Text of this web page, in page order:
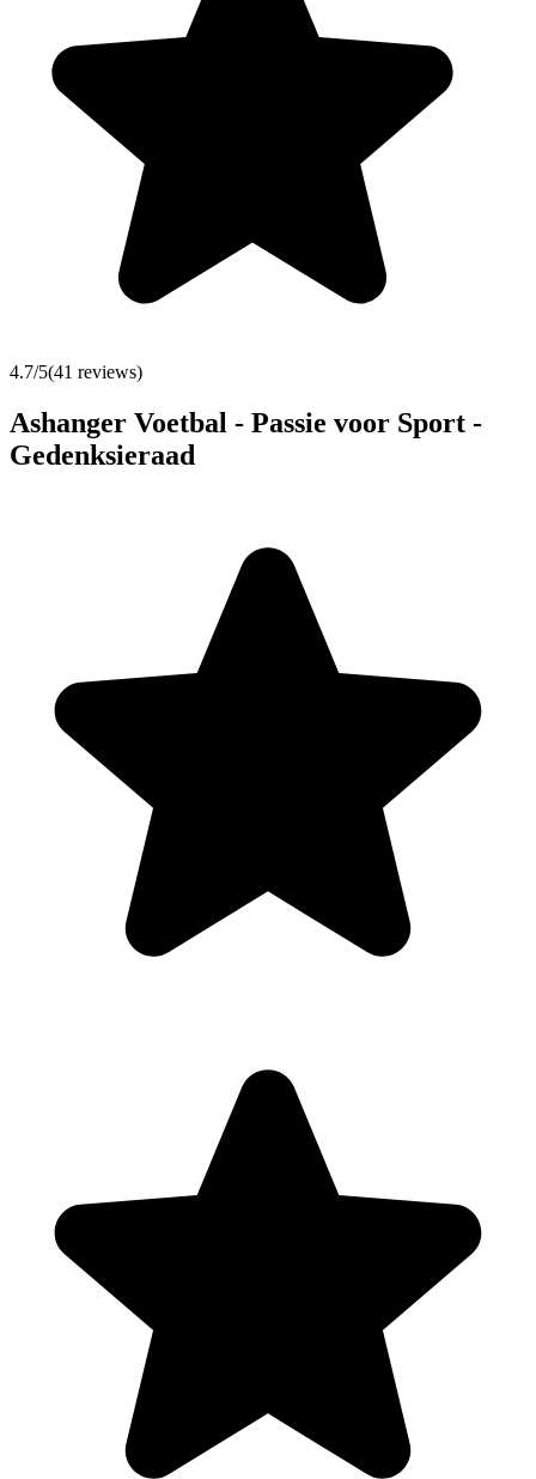
4.7/5(41 reviews)
Ashanger Voetbal - Passie voor Sport -
Gedenksieraad